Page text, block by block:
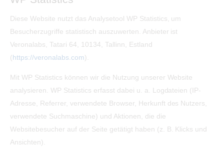
Diese Website nutzt das Analysetool WP Statistics, um
Besucherzugriffe statistisch auszuwerten. Anbieter ist
Veronalabs, Tatari 64, 10134, Tallinn, Estland
(https://veronalabs.com).
Mit WP Statistics können wir die Nutzung unserer Website
analysieren. WP Statistics erfasst dabei u. a. Logdateien (IP-
Adresse, Referrer, verwendete Browser, Herkunft des Nutzers,
verwendete Suchmaschine) und Aktionen, die die
Websitebesucher auf der Seite getätigt haben (z. B. Klicks und
Ansichten).